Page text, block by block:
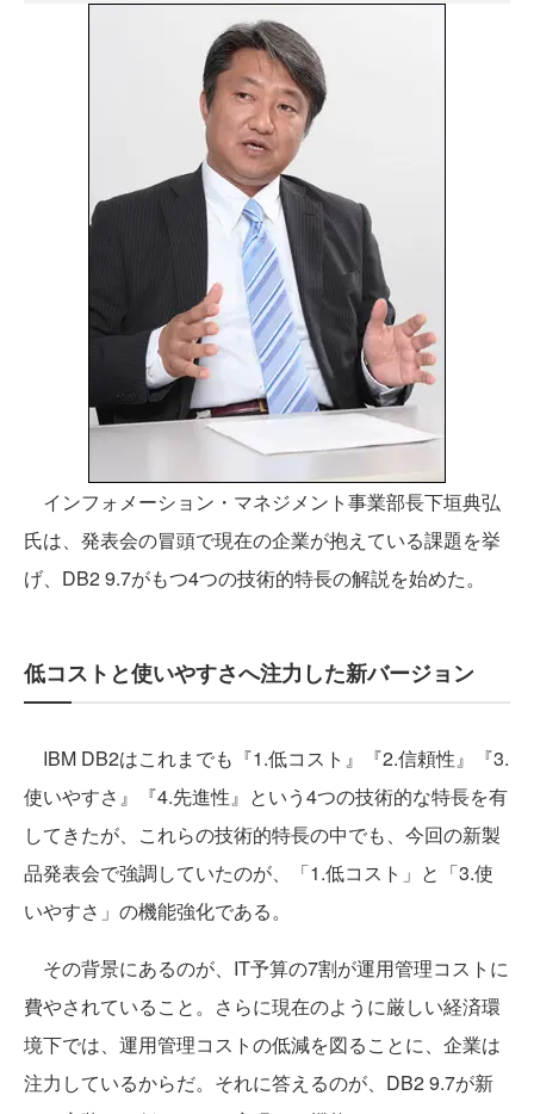
インフォメーション・マネジメント事業部長下垣典弘
氏は、発表会の冒頭で現在の企業が抱えている課題を挙
げ、DB2 9.7がもつ4つの技術的特長の解説を始めた。
低コストと使いやすさへ注力した新バージョン
IBM DB2はこれまでも『1.低コスト』『2.信頼性』『3.
使いやすさ』『4.先進性』という4つの技術的な特長を有
してきたが、これらの技術的特長の中でも、今回の新製
品発表会で強調していたのが、「1.低コスト」と「3.使
いやすさ」の機能強化である。
その背景にあるのが、IT予算の7割が運用管理コストに
費やされていること。さらに現在のように厳しい経済環
境下では、運用管理コストの低減を図ることに、企業は
注力しているからだ。それに答えるのが、DB2 9.7が新